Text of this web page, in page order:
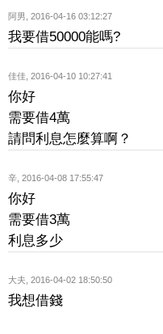
阿男 2016-04-16 03:12:27
我要借50000能嗎?
佳佳 2016-04-10 10:27:41
你好
需要借4萬
請問利息怎麼算啊？
辛 2016-04-08 17:55:47
你好
需要借3萬
利息多少
大夫 2016-04-02 18:50:50
我想借錢